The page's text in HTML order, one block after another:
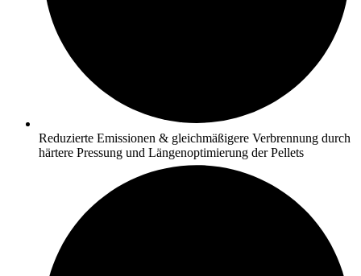
Reduzierte Emissionen & gleichmäßigere Verbrennung durch
härtere Pressung und Längenoptimierung der Pellets